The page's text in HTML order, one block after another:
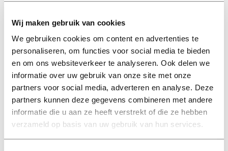
Wij maken gebruik van cookies
We gebruiken cookies om content en advertenties te
personaliseren, om functies voor social media te bieden
en om ons websiteverkeer te analyseren. Ook delen we
informatie over uw gebruik van onze site met onze
partners voor social media, adverteren en analyse. Deze
partners kunnen deze gegevens combineren met andere
informatie die u aan ze heeft verstrekt of die ze hebben
verzameld op basis van uw gebruik van hun services.
Lees ook
Interview
Marion Koopmans over online
bedreigingen en desinformatie:
‘Wetenschappers, kom die